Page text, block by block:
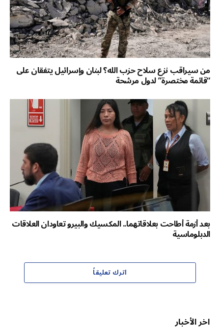
من سيراقب نزع سلاح حزب الله؟ لبنان وإسرائيل يتفقان على
“قائمة مختصرة” لدول مرشحة
بعد أزمة أطاحت بعلاقاتهما.. المكسيك والبيرو تعاودان العلاقات
الدبلوماسية
اترك تعليقاً
اخر الأخبار